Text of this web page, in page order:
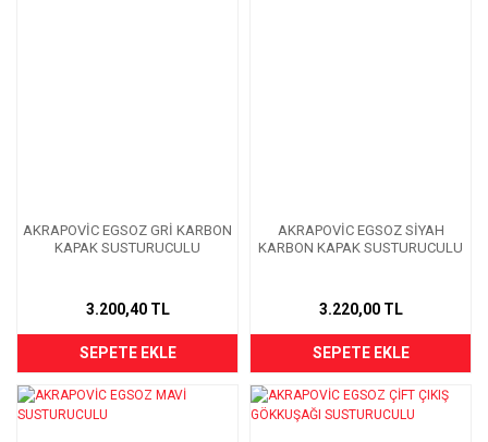
AKRAPOVİC EGSOZ GRİ KARBON
KAPAK SUSTURUCULU
3.200,40 TL
SEPETE EKLE
AKRAPOVİC EGSOZ SİYAH
KARBON KAPAK SUSTURUCULU
3.220,00 TL
SEPETE EKLE